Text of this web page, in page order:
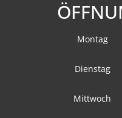
Montag
Dienstag
Mittwoch